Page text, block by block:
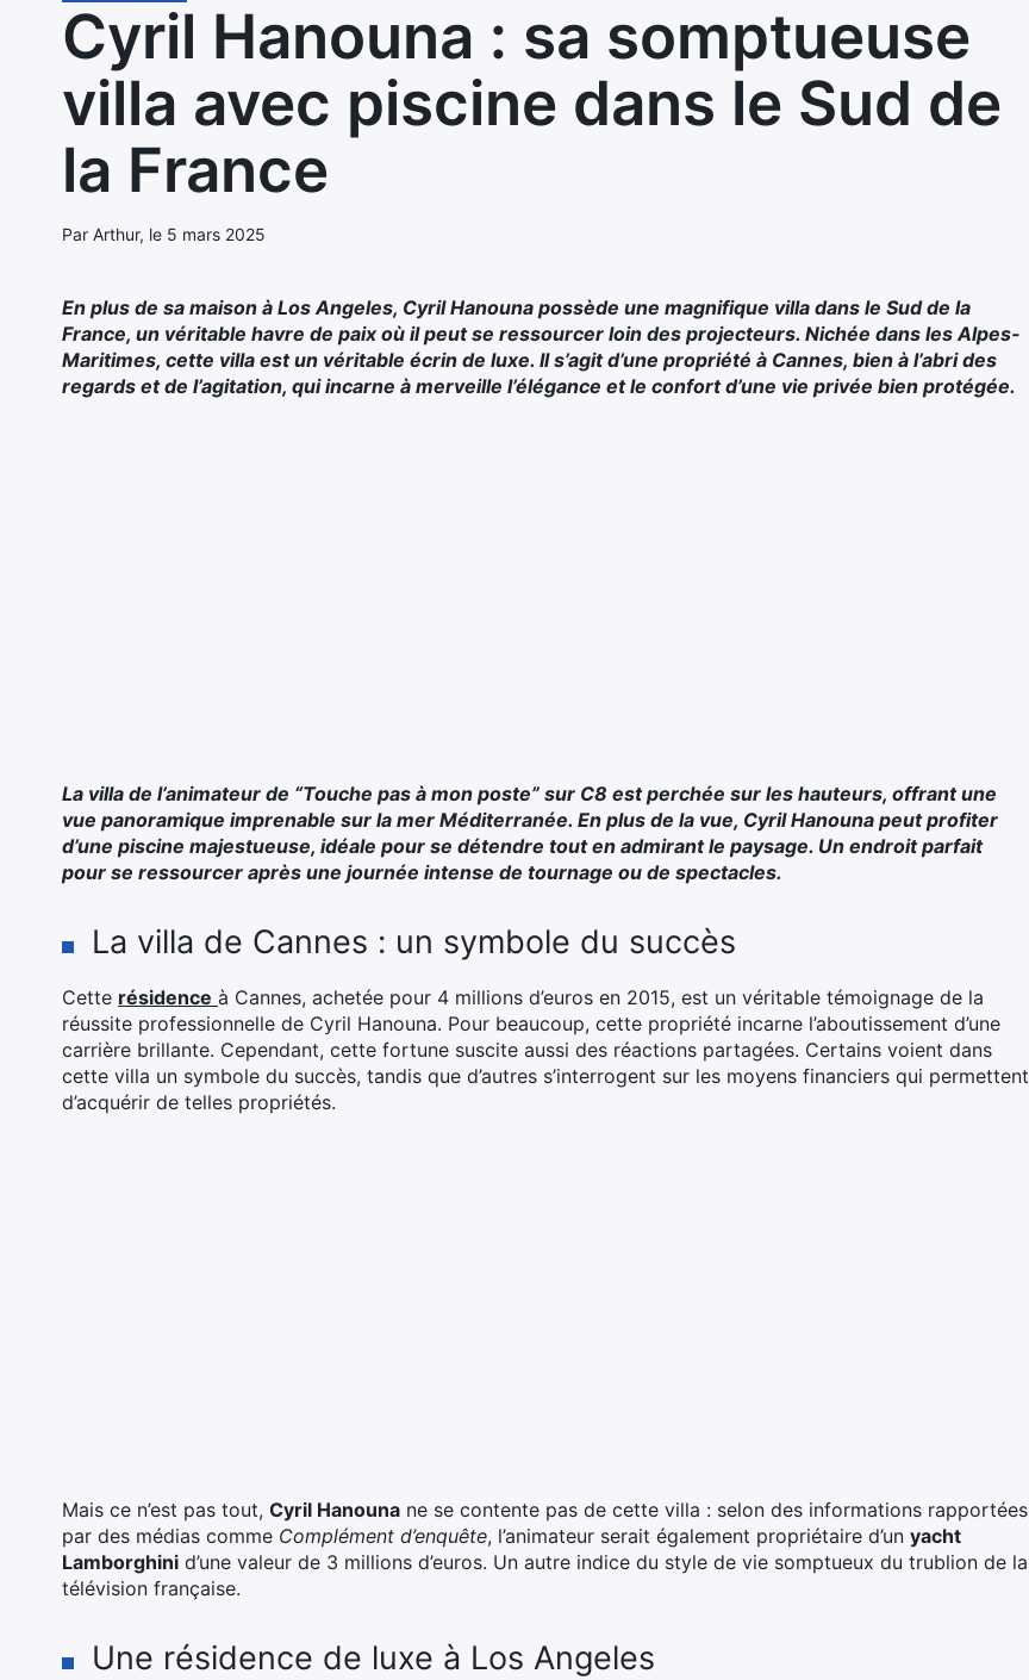
Cyril Hanouna : sa somptueuse
villa avec piscine dans le Sud de
la France
Par Arthur, le 5 mars 2025
En plus de sa maison à Los Angeles, Cyril Hanouna possède une magnifique villa dans le Sud de la
France, un véritable havre de paix où il peut se ressourcer loin des projecteurs. Nichée dans les Alpes-
Maritimes, cette villa est un véritable écrin de luxe. Il s’agit d’une propriété à Cannes, bien à l’abri des
regards et de l’agitation, qui incarne à merveille l’élégance et le confort d’une vie privée bien protégée.
La villa de l’animateur de “Touche pas à mon poste” sur C8 est perchée sur les hauteurs, offrant une
vue panoramique imprenable sur la mer Méditerranée. En plus de la vue, Cyril Hanouna peut profiter
d’une piscine majestueuse, idéale pour se détendre tout en admirant le paysage. Un endroit parfait
pour se ressourcer après une journée intense de tournage ou de spectacles.
La villa de Cannes : un symbole du succès
Cette résidence à Cannes, achetée pour 4 millions d’euros en 2015, est un véritable témoignage de la
réussite professionnelle de Cyril Hanouna. Pour beaucoup, cette propriété incarne l’aboutissement d’une
carrière brillante. Cependant, cette fortune suscite aussi des réactions partagées. Certains voient dans
cette villa un symbole du succès, tandis que d’autres s’interrogent sur les moyens financiers qui permettent
d’acquérir de telles propriétés.
Mais ce n’est pas tout, Cyril Hanouna ne se contente pas de cette villa : selon des informations rapportées
par des médias comme Complément d’enquête, l’animateur serait également propriétaire d’un yacht
Lamborghini d’une valeur de 3 millions d’euros. Un autre indice du style de vie somptueux du trublion de la
télévision française.
Une résidence de luxe à Los Angeles